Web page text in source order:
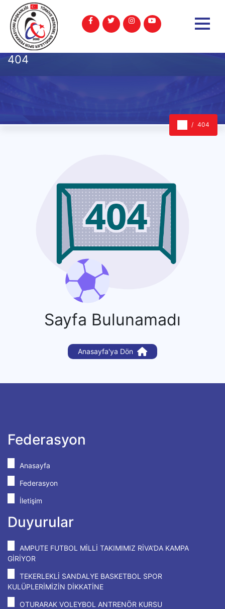
404
404
Sayfa Bulunamadı
Anasayfa'ya Dön
Federasyon
Anasayfa
Federasyon
İletişim
Duyurular
AMPUTE FUTBOL MİLLİ TAKIMIMIZ RİVA'DA KAMPA
GİRİYOR
TEKERLEKLİ SANDALYE BASKETBOL SPOR
KULÜPLERİMİZİN DİKKATİNE
OTURARAK VOLEYBOL ANTRENÖR KURSU